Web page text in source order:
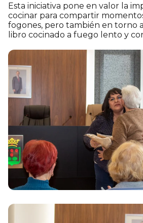
Esta iniciativa pone en valor la
cocinar para compartir
fogones, pero también en torno
libro cocinado a fuego lento y